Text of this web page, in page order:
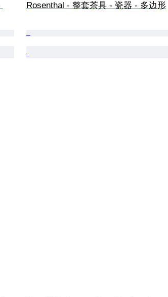
Rosenthal - 整套茶具 - 瓷器 - 多边形